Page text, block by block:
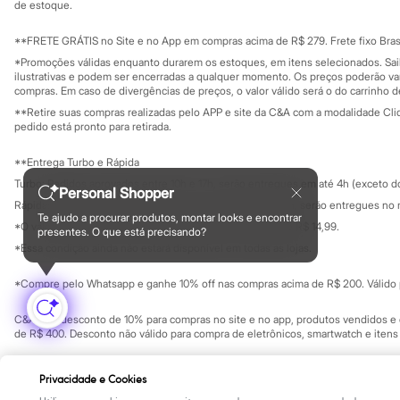
City
Mindset
Sawary
Yessica
Moda esportiva
Blusas
Calçados
Shorts e Bermudas
Tops
Moda íntima
Calcinhas
Cintas e Modeladores
Pijamas
Sutiãs e Tops
Moda praia
Biquínis
Maiôs
Saídas de praia
Personagens
Plus size
Personal Shopper
Te ajudo a procurar produtos, montar looks e encontrar
presentes. O que está precisando?
Investidores
Privacidade
Configuração de cookies
Minha privacidade
Educação
Formas de pagamento
de estoque.
**FRETE GRÁTIS no Site e no App em compras acima de R$ 279. Frete fixo
*Promoções válidas enquanto durarem os estoques, em itens selecionados.
ilustrativas e podem ser encerradas a qualquer momento. Os preços poderão
compras. Em caso de divergências de preços, o valor válido será o do carrinho
**Retire suas compras realizadas pelo APP e site da C&A com a modalidade
pedido está pronto para retirada.
**Entrega Turbo e Rápida
Turbo: Pedidos aprovados entre 10h e 17h, serão entregues em até 4h (exceto
Rápida: Pedidos com os pagamentos aprovados até as 10h, serão entregues
*O valor do frete para o turbo é R$ 24,99 e para a rápida é R$ 14,99.
*Essa condição ainda não estará disponível em todas as lojas.
*Compre pelo Whatsapp e ganhe 10% off nas compras acima de R$ 200.
C&A Pay: desconto de 10% para compras no site e no app, produtos vendidos
de R$ 400. Desconto não válido para compra de eletrônicos, smartwatch e
SP Cep: 06455-000 CNPJ 45.242.914/0001-05
Privacidade e Cookies